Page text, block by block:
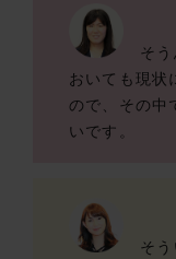
そう
おいても現状
ので、その中
いです。
そう